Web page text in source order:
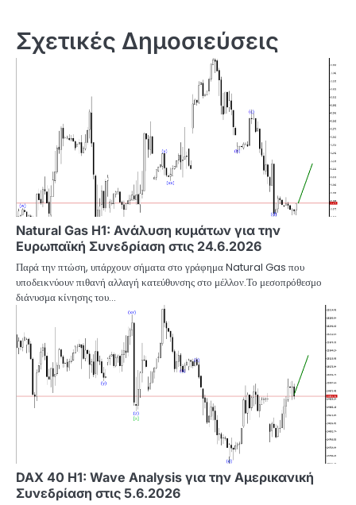
Σχετικές Δημοσιεύσεις
Natural Gas H1: Ανάλυση κυμάτων για την
Ευρωπαϊκή Συνεδρίαση στις 24.6.2026
Παρά την πτώση, υπάρχουν σήματα στο γράφημα Natural Gas που
υποδεικνύουν πιθανή αλλαγή κατεύθυνσης στο μέλλον.Το μεσοπρόθεσμο
διάνυσμα κίνησης του…
DAX 40 H1: Wave Analysis για την Αμερικανική
Συνεδρίαση στις 5.6.2026